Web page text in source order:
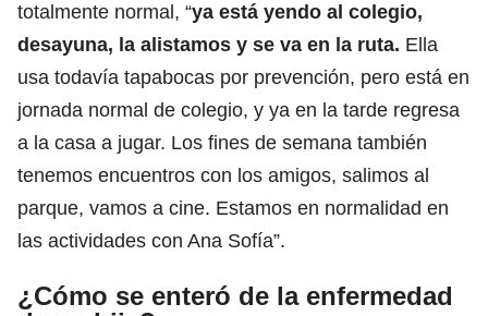
totalmente normal, “ya está yendo al colegio,
desayuna, la alistamos y se va en la ruta. Ella
usa todavía tapabocas por prevención, pero está en
jornada normal de colegio, y ya en la tarde regresa
a la casa a jugar. Los fines de semana también
tenemos encuentros con los amigos, salimos al
parque, vamos a cine. Estamos en normalidad en
las actividades con Ana Sofía”.
¿Cómo se enteró de la enfermedad